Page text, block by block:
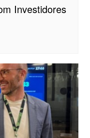
Investidores